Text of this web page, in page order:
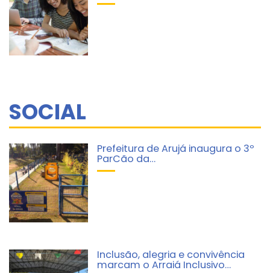
SOCIAL
Prefeitura de Arujá inaugura o 3º
ParCão da…
Inclusão, alegria e convivência
marcam o Arraiá Inclusivo…